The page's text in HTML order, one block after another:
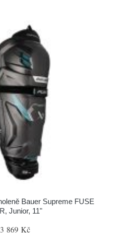
Bauer Supreme FUSE
Junior, 11"
3 869 Kč